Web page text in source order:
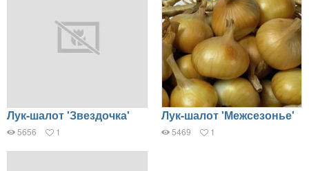
Лук-шалот 'Звездочка'
5656 1
Лук-шалот 'Межсезонье'
5469 1